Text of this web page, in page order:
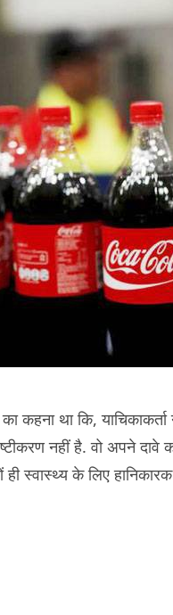
था कि, याचिकाकर्ता
नहीं है. वो अपने
ही स्वास्थ्य के लिए